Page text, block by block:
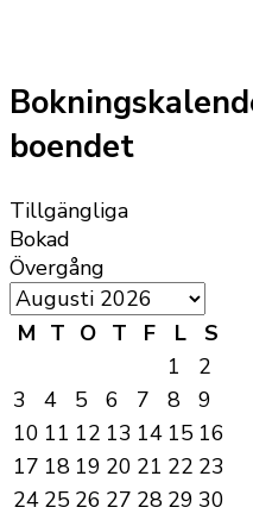
boendet
Tillgängliga
Bokad
Övergång
M T O T F L
S
1
2
3
4 5 6 7 8
9
10 11 12 13 14 15 16
17 18 19 20 21 22 23
24 25 26 27 28 29 30